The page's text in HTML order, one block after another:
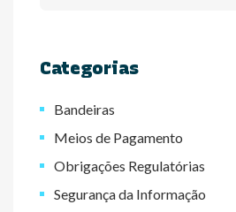
Categorias
Bandeiras
Meios de Pagamento
Obrigações Regulatórias
Segurança da Informação